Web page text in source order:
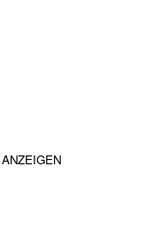
ANZEIGEN